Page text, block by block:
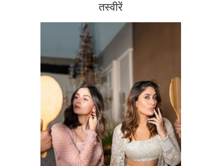
तस्वीरें